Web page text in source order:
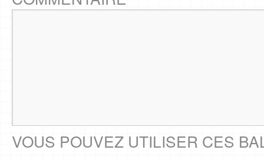
VOUS POUVEZ UTILISER CES